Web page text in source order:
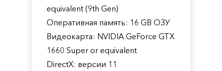
equivalent (9th Gen)
Оперативная память: 16 GB ОЗУ
Видеокарта: NVIDIA GeForce GTX
1660 Super or equivalent
DirectX: версии 11